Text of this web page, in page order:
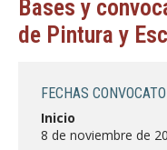
Bases y
de Pintura y
FECHAS
Inicio
8 de noviembre de